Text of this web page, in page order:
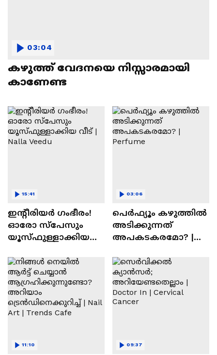
കഴുത്ത് വേദനയെ നിസ്സാരമായി
കാണേണ്ട
03:04
ഇന്റീരിയർ ഗംഭീരം!
ഓരോ സ്‌പേസും
യൂസ്ഫുള്ളാക്കിയ
15:41
പെർഫ്യൂം കഴുത്തിൽ
അടിക്കുന്നത്
അപകടകരമോ? |
03:06
11:10 09:37